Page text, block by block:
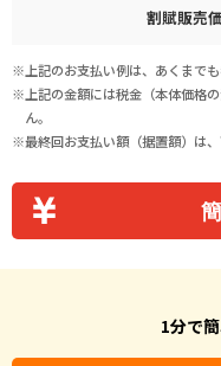
割賦販売
上記のお支払い例は、あくまでも
上記の金額には税金（本体価格
ん。
最終回お支払い額（据置額）は
1分で